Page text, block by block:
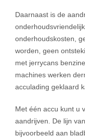
Daarnaast is de
onderhoudskosten,
worden, geen
met jerrycans
machines werken
acculading geklaard
Met één accu kunt u
aandrijven. De lijn
bijvoorbeeld aan